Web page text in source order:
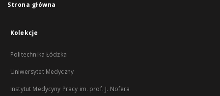
Strona główna
Kolekcje
Politechnika Łódzka
Uniwersytet Medyczny
Instytut Medycyny Pracy im. prof. J. Nofera